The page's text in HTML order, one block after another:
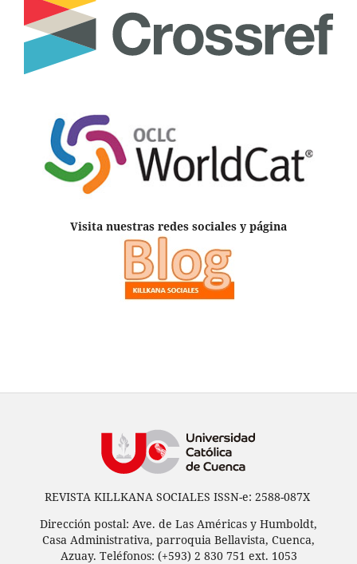
Visita nuestras redes sociales y página
REVISTA KILLKANA SOCIALES ISSN-e: 2588-087X
Dirección postal: Ave. de Las Américas y Humboldt,
Casa Administrativa, parroquia Bellavista, Cuenca,
Azuay. Teléfonos: (+593) 2 830 751 ext. 1053